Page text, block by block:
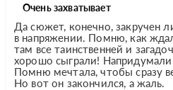
Очень захватывает
Да сюжет, конечно, закручен
в напряжении. Помню, как
там все таинственней и
хорошо сыграли! Напридумали
Помню мечтала, чтобы сразу
Но вот он закончился, а жаль.